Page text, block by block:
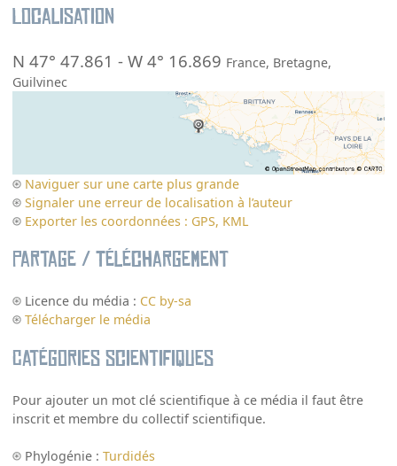
Localisation
N 47° 47.861 -W 4° 16.869 France, Bretagne,
Guilvinec
Naviguer sur une carte plus grande
Signaler une erreur de localisation à l’auteur
Exporter les coordonnées : GPS, KML
Partage / Téléchargement
Licence du média : CC by-sa
Télécharger le média
Catégories scientifiques
Pour ajouter un mot clé scientifique à ce média il faut être
inscrit et membre du collectif scientifique.
Phylogénie :Turdidés